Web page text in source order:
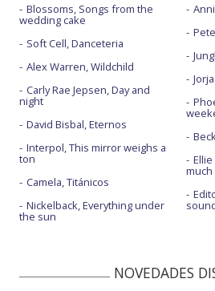
Blossoms, Songs from the
wedding cake
Soft Cell, Danceteria
Alex Warren, Wildchild
Carly Rae Jepsen, Day and
night
David Bisbal, Eternos
Interpol, This mirror weighs a
ton
Camela, Titánicos
Nickelback, Everything under
the sun
much
NOVEDADES